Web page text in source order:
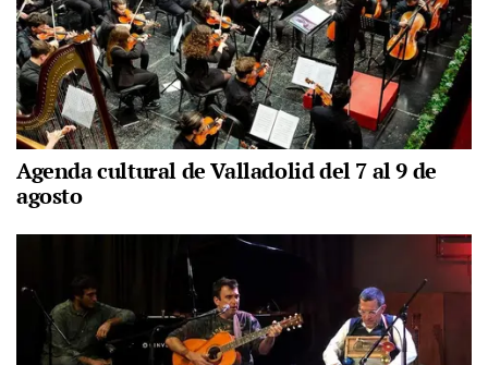
Agenda cultural de Valladolid del 7 al 9 de
agosto